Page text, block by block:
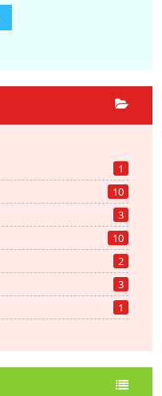
1
10
3
10
2
3
1